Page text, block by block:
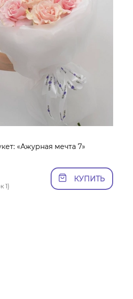
«Ажурная мечта 7»
1)
КУПИТЬ